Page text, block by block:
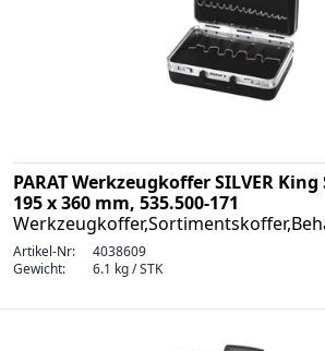
PARAT Werkzeugkoffer SILVER King
195 x 360 mm, 535.500-171
Artikel-Nr:
4038609
Gewicht:
6.1 kg / STK